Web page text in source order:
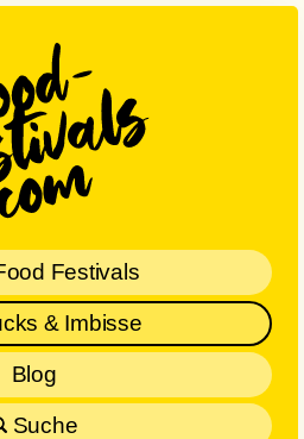
Festivals
& Imbisse
Blog
Suche